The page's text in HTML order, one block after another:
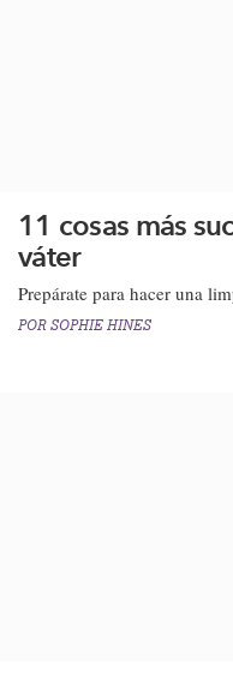
11 cosas más
váter
Prepárate para hacer una
POR SOPHIE HINES